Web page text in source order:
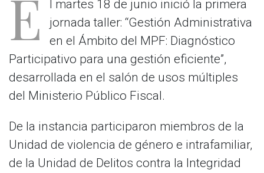
E l martes 18 de junio inició la primera
jornada taller: “Gestión Administrativa
en el Ámbito del MPF: Diagnóstico
Participativo para una gestión eficiente”,
desarrollada en el salón de usos múltiples
del Ministerio Público Fiscal.
De la instancia participaron miembros de la
Unidad de violencia de género e intrafamiliar,
de la Unidad de Delitos contra la Integridad